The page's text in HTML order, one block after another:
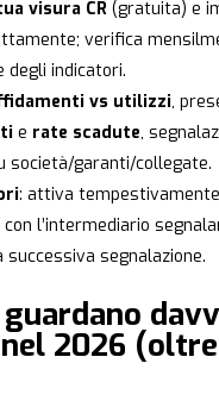
visura CR(gratuita) e
verifica
degli indicatori.
vs utilizzi,
e rate scadute,
società/garanti/collegate.
: attiva tempestivamente
l’intermediario
successiva segnalazione.
guardano
2026